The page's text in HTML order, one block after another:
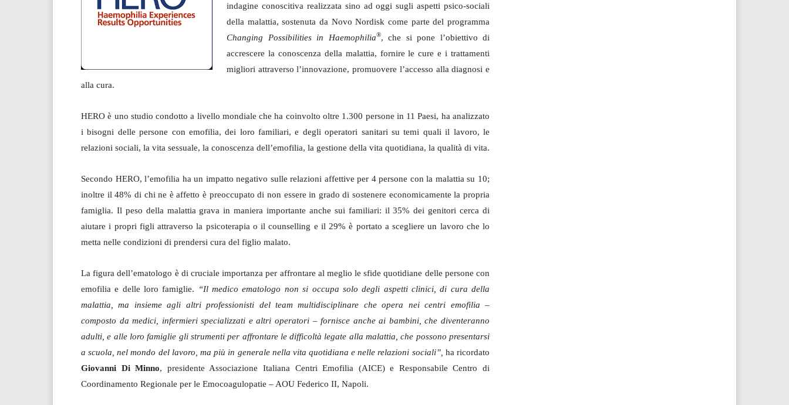
indagine conoscitiva realizzata sino ad oggi sugli aspetti psico-sociali
della malattia, sostenuta da Novo Nordisk come parte del programma
Changing Possibilities in Haemophilia®, che si pone l’obiettivo di
accrescere la conoscenza della malattia, fornire le cure e i trattamenti
migliori attraverso l’innovazione, promuovere l’accesso alla diagnosi e
alla cura.
HERO è uno studio condotto a livello mondiale che ha coinvolto oltre 1.300 persone in 11 Paesi, ha analizzato
i bisogni delle persone con emofilia, dei loro familiari, e degli operatori sanitari su temi quali il lavoro, le
relazioni sociali, la vita sessuale, la conoscenza dell’emofilia, la gestione della vita quotidiana, la qualità di vita.
Secondo HERO, l’emofilia ha un impatto negativo sulle relazioni affettive per 4 persone con la malattia su 10;
inoltre il 48% di chi ne è affetto è preoccupato di non essere in grado di sostenere economicamente la propria
famiglia. Il peso della malattia grava in maniera importante anche sui familiari: il 35% dei genitori cerca di
aiutare i propri figli attraverso la psicoterapia o il counselling e il 29% è portato a scegliere un lavoro che lo
metta nelle condizioni di prendersi cura del figlio malato.
La figura dell’ematologo è di cruciale importanza per affrontare al meglio le sfide quotidiane delle persone con
emofilia e delle loro famiglie.
“Il medico ematologo non si occupa solo degli aspetti clinici, di cura della
malattia, ma insieme agli altri professionisti del team multidisciplinare che opera nei centri emofilia –
composto da medici, infermieri specializzati e altri operatori – fornisce anche ai bambini, che diventeranno
adulti, e alle loro famiglie gli strumenti per affrontare le difficoltà legate alla malattia, che possono presentarsi
a scuola, nel mondo del lavoro, ma più in generale nella vita quotidiana e nelle relazioni sociali”, ha ricordato
Giovanni Di Minno, presidente Associazione Italiana Centri Emofilia (AICE) e Responsabile Centro di
Coordinamento Regionale per le Emocoagulopatie – AOU Federico II, Napoli.